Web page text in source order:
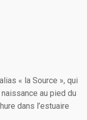
« la Source », qui
au pied du
dans l’estuaire